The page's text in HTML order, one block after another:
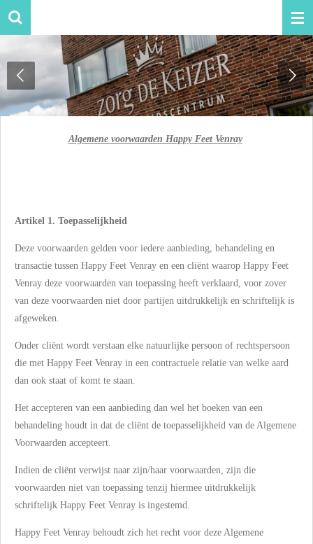
Ga
hoofdinhoud
Algemene voorwaarden Happy Feet Venray
Artikel 1. Toepasselijkheid
Deze voorwaarden gelden voor iedere aanbieding, behandeling en
transactie tussen Happy Feet Venray en een cliënt waarop Happy Feet
Venray deze voorwaarden van toepassing heeft verklaard, voor zover
van deze voorwaarden niet door partijen uitdrukkelijk en schriftelijk is
afgeweken.
Onder cliënt wordt verstaan elke natuurlijke persoon of rechtspersoon
die met Happy Feet Venray in een contractuele relatie van welke aard
dan ook staat of komt te staan.
Het accepteren van een aanbieding dan wel het boeken van een
behandeling houdt in dat de cliënt de toepasselijkheid van de Algemene
Voorwaarden accepteert.
Indien de cliënt verwijst naar zijn/haar voorwaarden, zijn die
voorwaarden niet van toepassing tenzij hiermee uitdrukkelijk
schriftelijk Happy Feet Venray is ingestemd.
Happy Feet Venray behoudt zich het recht voor deze Algemene